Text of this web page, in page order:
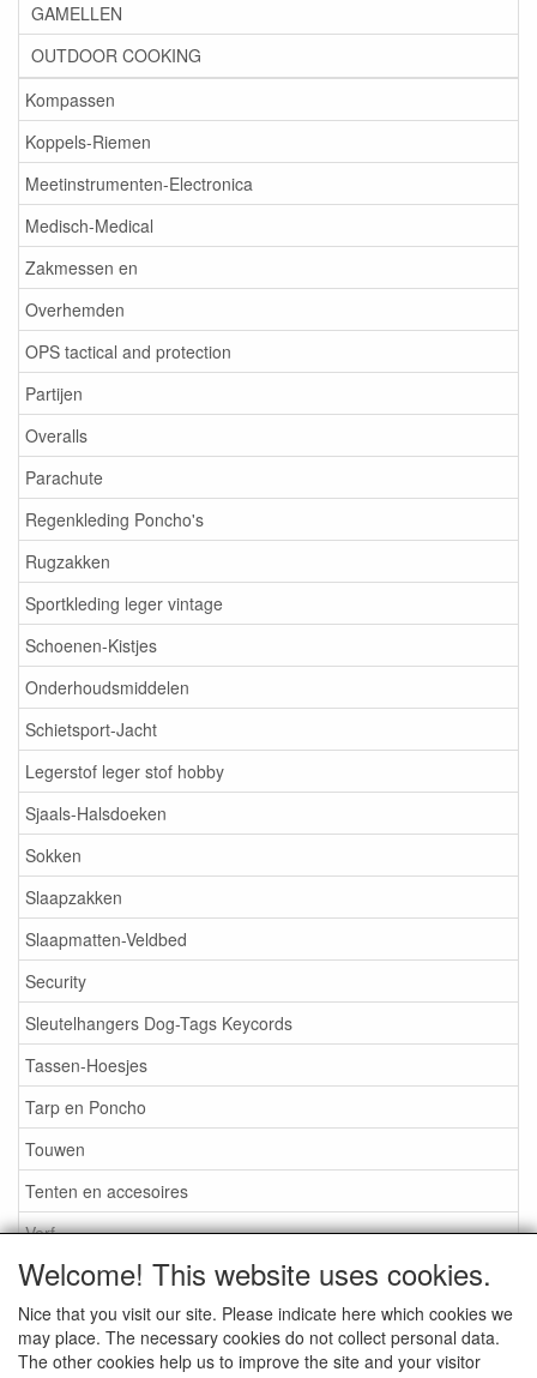
GAMELLEN
OUTDOOR COOKING
Kompassen
Koppels-Riemen
Meetinstrumenten-Electronica
Medisch-Medical
Zakmessen en
Overhemden
OPS tactical and protection
Partijen
Overalls
Parachute
Regenkleding Poncho's
Rugzakken
Sportkleding leger vintage
Schoenen-Kistjes
Onderhoudsmiddelen
Schietsport-Jacht
Legerstof leger stof hobby
Sjaals-Halsdoeken
Sokken
Slaapzakken
Slaapmatten-Veldbed
Security
Sleutelhangers Dog-Tags Keycords
Tassen-Hoesjes
Tarp en Poncho
Touwen
Tenten en accesoires
Verf
Voertuigen-Aanhangers
Verhuur
Vlaggen
Welcome! This website uses cookies.
Nice that you visit our site. Please indicate here which cookies we
may place. The necessary cookies do not collect personal data.
The other cookies help us to improve the site and your visitor